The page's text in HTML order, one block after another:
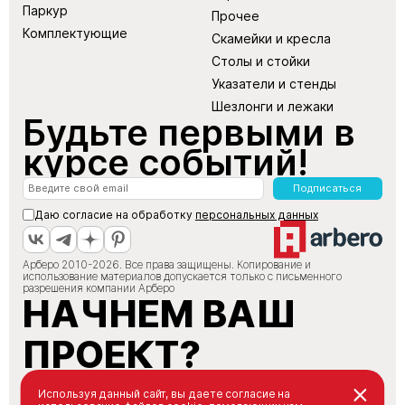
Паркур
Комплектующие
Прочее
Скамейки и кресла
Столы и стойки
Указатели и стенды
Шезлонги и лежаки
Будьте первыми в
курсе событий!
Подписаться
Даю согласие на обработку персональных данных
Арберо 2010-2026. Все права защищены. Копирование и
использование материалов допускается только с письменного
разрешения компании Арберо
НАЧНЕМ ВАШ
ПРОЕКТ?
+7 (495) 147-66-88
Используя данный сайт, вы даете согласие на